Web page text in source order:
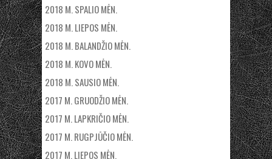
2018 M. SPALIO MĖN.
2018 M. LIEPOS MĖN.
2018 M. BALANDŽIO MĖN.
2018 M. KOVO MĖN.
2018 M. SAUSIO MĖN.
2017 M. GRUODŽIO MĖN.
2017 M. LAPKRIČIO MĖN.
2017 M. RUGPJŪČIO MĖN.
2017 M. LIEPOS MĖN.